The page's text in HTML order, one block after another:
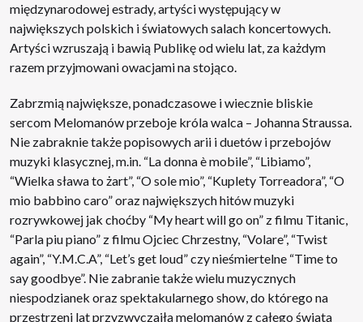
międzynarodowej estrady, artyści występujący w
największych polskich i światowych salach koncertowych.
Artyści wzruszają i bawią Publikę od wielu lat, za każdym
razem przyjmowani owacjami na stojąco.
Zabrzmią największe, ponadczasowe i wiecznie bliskie
sercom Melomanów przeboje króla walca – Johanna Straussa.
Nie zabraknie także popisowych arii i duetów i przebojów
muzyki klasycznej, m.in. “La donna è mobile”, “Libiamo”,
“Wielka sława to żart”, “O sole mio”, “Kuplety Torreadora”, “O
mio babbino caro” oraz największych hitów muzyki
rozrywkowej jak choćby “My heart will go on” z filmu Titanic,
“Parla piu piano” z filmu Ojciec Chrzestny, “Volare”, “Twist
again”, “Y.M.C.A”, “Let’s get loud” czy nieśmiertelne “Time to
say goodbye”. Nie zabranie także wielu muzycznych
niespodzianek oraz spektakularnego show, do którego na
przestrzeni lat przyzwyczaiła melomanów z całego świata